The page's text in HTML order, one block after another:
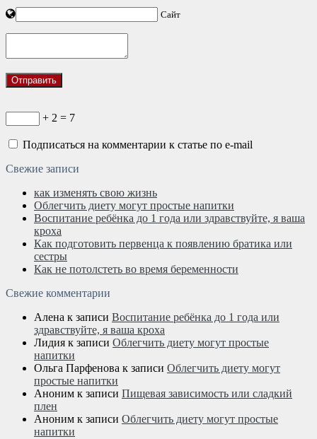
Сайт
+ 2 = 7
Подписаться на комментарии к статье по e-mail
Свежие записи
как изменять свою жизнь
Облегчить диету могут простые напитки
Воспитание ребёнка до 1 года или здравствуйте, я ваша
кроха
Как подготовить первенца к появлению братика или
сестры
Как не потолстеть во время беременности
Свежие комментарии
Алена к записи Воспитание ребёнка до 1 года или
здравствуйте, я ваша кроха
Лидия к записи Облегчить диету могут простые
напитки
Ольга Парфенова к записи Облегчить диету могут
простые напитки
Аноним к записи Пищевая зависимость или сладкий
плен
Аноним к записи Облегчить диету могут простые
напитки